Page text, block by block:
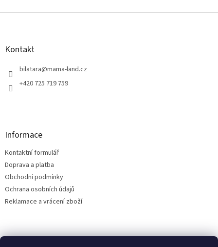
Z
Kontakt
bilatara@mama-land.cz
+420 725 719 759
Informace
Kontaktní formulář
Doprava a platba
Obchodní podmínky
Ochrana osobních údajů
Reklamace a vrácení zboží
Facebook